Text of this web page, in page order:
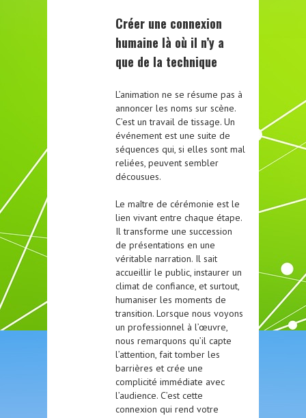
Créer une connexion
humaine là où il n’y a
que de la technique
L’animation ne se résume pas à
annoncer les noms sur scène.
C’est un travail de tissage. Un
événement est une suite de
séquences qui, si elles sont mal
reliées, peuvent sembler
décousues.
Le maître de cérémonie est le
lien vivant entre chaque étape.
Il transforme une succession
de présentations en une
véritable narration. Il sait
accueillir le public, instaurer un
climat de confiance, et surtout,
humaniser les moments de
transition. Lorsque nous voyons
un professionnel à l’œuvre,
nous remarquons qu’il capte
l’attention, fait tomber les
barrières et crée une
complicité immédiate avec
l’audience. C’est cette
connexion qui rend votre